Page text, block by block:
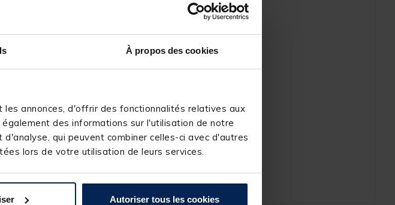
À propos des cookies
annonces, d'offrir des fonctionnalités relatives aux
des informations sur l'utilisation de notre
qui peuvent combiner celles-ci avec d'autres
lors de votre utilisation de leurs services.
Autoriser tous les cookies
of 5 Customer Rating